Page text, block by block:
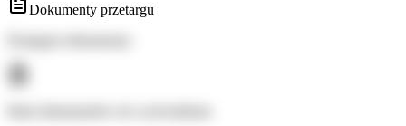
Dokumenty przetargu